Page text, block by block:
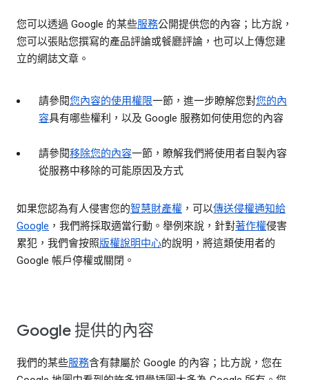
您可以透過 Google 的某些服務公開提供您的內容；比方說，
您可以張貼您撰寫的產品評論或餐廳評論，也可以上傳您建
立的網誌文章。
請參閱您內容的使用權限一節，進一步瞭解您對您的內
容具有哪些權利，以及 Google 服務如何使用您的內容
請參閱移除您的內容一節，瞭解我們將使用者自製內容
從服務中移除的可能原因及方式
如果您認為有人侵害您的智慧財產權 ，可以傳送侵權通知給
Google ，我們將採取適當行動。舉例來說，針對著作權侵害
累犯，我們會按照版權說明中心的說明，將這類使用者的
Google 帳戶停權或關閉。
Google 提供的內容
我們的某些服務含有隸屬於 Google 的內容；比方說，您在